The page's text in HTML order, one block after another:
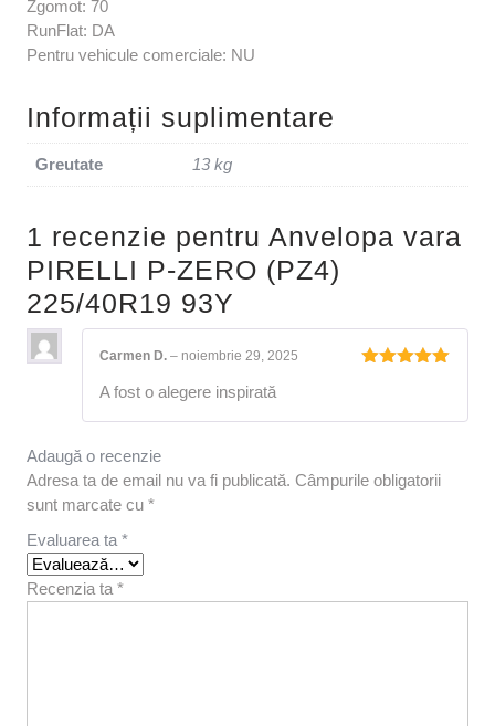
Zgomot: 70
RunFlat: DA
Pentru vehicule comerciale: NU
Informații suplimentare
Greutate 13 kg
1 recenzie pentru Anvelopa vara
PIRELLI P-ZERO (PZ4)
225/40R19 93Y
Carmen D. – noiembrie 29, 2025
A fost o alegere inspirată
Adaugă o recenzie
Adresa ta de email nu va fi publicată. Câmpurile obligatorii
sunt marcate cu *
Evaluarea ta *
Recenzia ta *